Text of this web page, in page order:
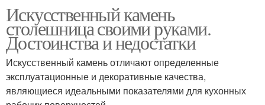
Искусственный камень
столешница своими руками.
Достоинства и недостатки
Искусственный камень отличают определенные
эксплуатационные и декоративные качества,
являющиеся идеальными показателями для кухонных